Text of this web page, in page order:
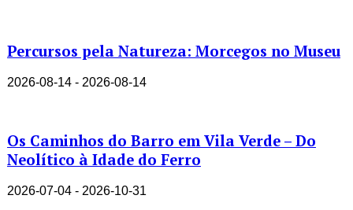
Percursos pela Natureza: Morcegos no Museu
2026-08-14 - 2026-08-14
Os Caminhos do Barro em Vila Verde – Do
Neolítico à Idade do Ferro
2026-07-04 - 2026-10-31